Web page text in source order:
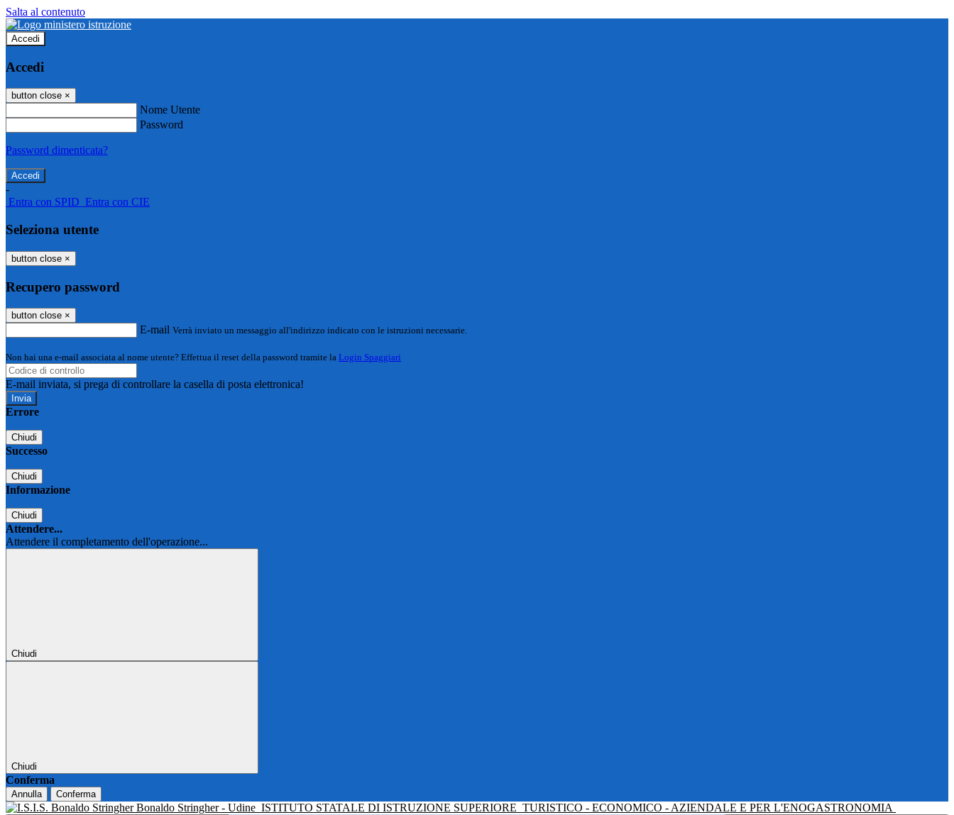
Salta al contenuto
Accedi
Accedi
button close ×
Nome Utente
Password
Password dimenticata?
-
Entra con SPID Entra con CIE
Seleziona utente
button close ×
Recupero password
button close ×
E-mail Verrà inviato un messaggio all'indirizzo indicato con le istruzioni necessarie.
Non hai una e-mail associata al nome utente? Effettua il reset della password tramite la Login Spaggiari
E-mail inviata, si prega di controllare la casella di posta elettronica!
Errore
Chiudi
Successo
Chiudi
Informazione
Chiudi
Attendere...
Attendere il completamento dell'operazione...
Chiudi
Chiudi
Conferma
Annulla Conferma
Bonaldo Stringher - Udine ISTITUTO STATALE DI ISTRUZIONE SUPERIORE TURISTICO - ECONOMICO - AZIENDALE E PER L'ENOGASTRONOMIA